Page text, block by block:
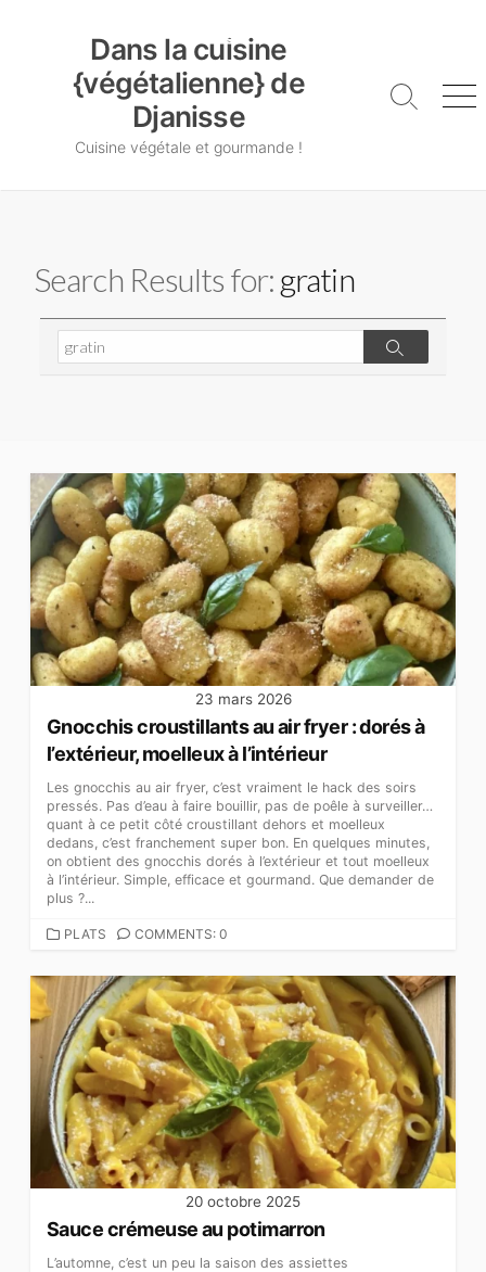
Dans la cuisine
{végétalienne} de
Djanisse
Cuisine végétale et gourmande !
Search
Search Results for:gratin
Search
Search
23 mars 2026
Gnocchis croustillants au air fryer : dorés à
l’extérieur, moelleux à l’intérieur
Les gnocchis au air fryer, c’est vraiment le hack des soirs
pressés. Pas d’eau à faire bouillir, pas de poêle à surveiller…
quant à ce petit côté croustillant dehors et moelleux
dedans, c’est franchement super bon. En quelques minutes,
on obtient des gnocchis dorés à l’extérieur et tout moelleux
à l’intérieur. Simple, efficace et gourmand. Que demander de
plus ?...
CATEGORIES
PLATS COMMENTS: 0
20 octobre 2025
Sauce crémeuse au potimarron
L’automne, c’est un peu la saison des assiettes